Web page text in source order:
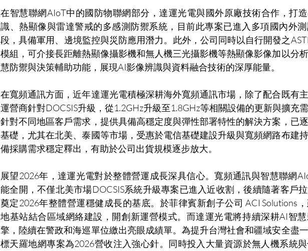
在智慧聯網AIoT中的國防物聯網部分，達運光電與國外原廠技術合作，打
識、熱顯像與雷達警戒的多感測防禦系統，目前此專案已進入多項國內外
段，具備軍用、邊境監控與災防應用潛力。此外，公司同時以自行開發之
模組，可介接長距離熱顯像攝影機和無人機三光攝影機等熱顯像影像加以分
慧防禦與決策輔助功能，展現AI影像辨識與資料融合技術的深厚能量。
在寬頻通訊方面，近年達運光電積極深耕海外寬頻通訊市場，除了配合既有
運營商針對DOCSIS升級，從1.2GHz升級至1.8GHz等相關設備的更新與擴充
針對不同地區客戶需求，提供具備高穩定度與彈性部署特性的解決方案，已
基礎，尤其在北美、泰國等市場，受惠於電信基礎建設升級與寬頻網路布建
備採購需求穩定釋出，有助於公司出貨規模逐步放大。
展望2026年，達運光電對於整體營運成長深具信心。 寬頻通訊與智慧聯網
能全開，不僅北美市場DOCSIS系統升級專案已進入近收割，後續隨著客戶
奠定2026年整體營運穩健成長的基底。於菲律賓新創子公司 ACI Solutions
地基站結合區域網絡建設，開創新運營模式。而達運光電將持續深耕AI智
擎，陸續在警政和海巡單位繳出亮眼成績單。為提升台灣社會和疆域安全盡
標天羅地網專案為2026營收注入強心針。同時投入大量資源於無人機系統